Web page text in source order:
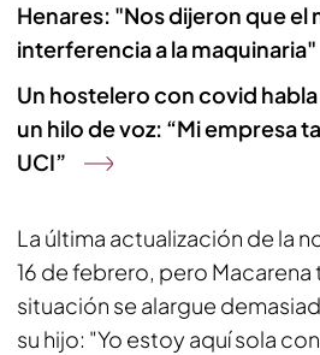
Henares: "Nos dijeron que el
interferencia a la maquinaria"
Un hostelero con covid
un hilo de voz: “Mi empresa
UCI”
La última actualización de la
16 de febrero, pero Macarena
situación se alargue
su hijo: "Yo estoy aquí sola